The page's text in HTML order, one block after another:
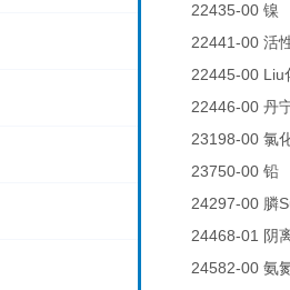
22435-00 镍
22441-00 活
22445-00 Liu
22446-00 丹
23198-00 氯
23750-00 铅
24297-00 膦
24468-01
阴
24582-00 氨